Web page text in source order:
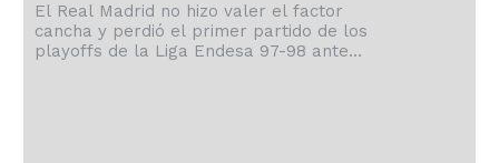
El Real Madrid no hizo valer el factor
cancha y perdió el primer partido de los
playoffs de la Liga Endesa 97-98 ante